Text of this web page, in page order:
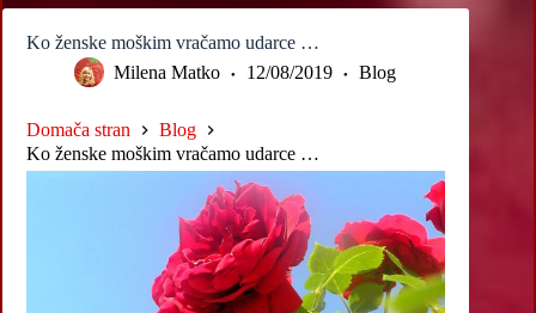
Ko ženske moškim vračamo udarce …
Milena Matko
12/08/2019 Blog
Domača stran
Blog
Ko ženske moškim vračamo udarce …